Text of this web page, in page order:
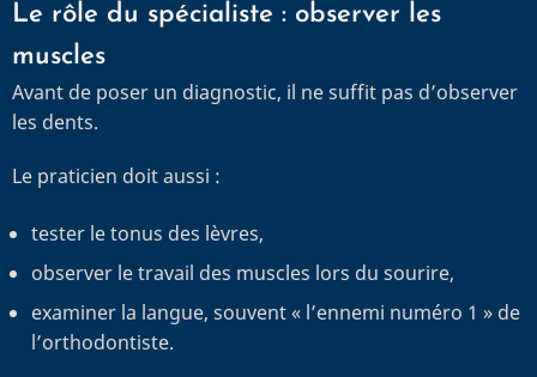
Le rôle du spécialiste : observer les
muscles
Avant de poser un diagnostic, il ne suffit pas d’observer
les dents.
Le praticien doit aussi :
tester le tonus des lèvres,
observer le travail des muscles lors du sourire,
examiner la langue, souvent « l’ennemi numéro 1 » de
l’orthodontiste.